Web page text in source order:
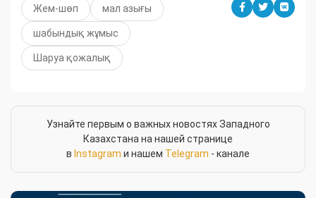
Жем-шөп мал азығы
шабындық жұмыс
Шаруа қожалық
Узнайте первым о важных новостях Западного
Казахстана на нашей странице
в Instagram и нашем Telegram - канале